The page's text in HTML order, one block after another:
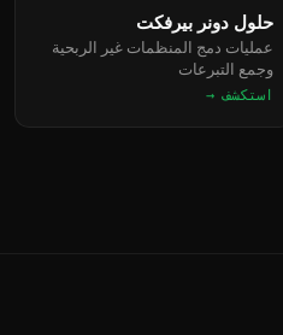
حلول دونر بيرفكت
عمليات دمج المنظمات غير الربحية
وجمع التبرعات
استكشف →